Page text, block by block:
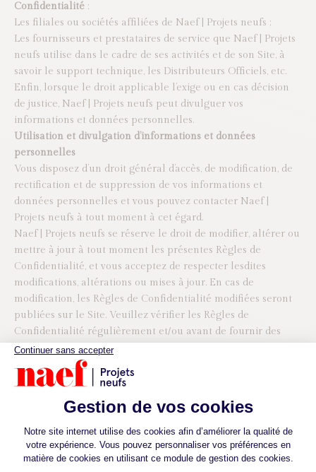
Confidentialité :
Les filiales ou sociétés affiliées de Naef | Projets neufs ;
Les fournisseurs et prestataires de service que Naef | Projets
neufs utilise dans le cadre de ses activités et de son Site, à
savoir le support technique, les Distributeurs Officiels, etc.
Enfin, lorsque le droit applicable l’exige ou en cas décision
de justice, Naef | Projets neufs peut divulguer vos
informations et données personnelles.
Utilisation et divulgation d’informations et données
personnelles
Vous disposez d’un droit général d’accès, de modification, de
rectification et de suppression de vos informations et
données personnelles et vous pouvez contacter Naef |
Projets neufs à tout moment à cet égard.
Naef | Projets neufs se réserve le droit de modifier, altérer ou
mettre à jour à tout moment les présentes Règles de
Confidentialité, et vous acceptez de respecter lesdites
modifications, altérations ou mises à jour. En cas de
modification, les Règles de Confidentialité modifiées seront
publiées sur le Site. Veuillez vérifier les Règles de
Confidentialité régulièrement et/ou avant de fournir des
informations personnellement identifiables.
Pour toute question ou interrogation concernant les
protection de la vie privée ou vos échanges avec nous,
veuillez nous contacter par écrit, par téléphone ou encore
par fax :